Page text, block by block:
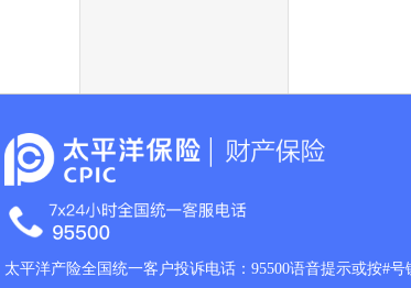
太平洋产险全国统一客户投诉电话：95500语音提示或按#号